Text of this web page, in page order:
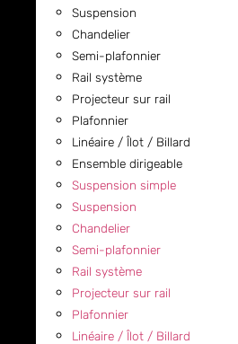
Suspension
Chandelier
Semi-plafonnier
Rail système
Projecteur sur rail
Plafonnier
Linéaire / Îlot / Billard
Ensemble dirigeable
Suspension simple
Suspension
Chandelier
Semi-plafonnier
Rail système
Projecteur sur rail
Plafonnier
Linéaire / Îlot / Billard